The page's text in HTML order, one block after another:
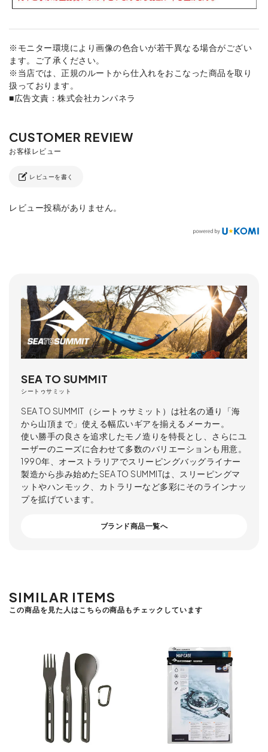
※モニター環境により画像の色合いが若干異なる場合がござい
ます。ご了承ください。
※当店では、正規のルートから仕入れをおこなった商品を取り
扱っております。
■広告文責：株式会社カンパネラ
レビューを書く
レビュー投稿がありません。
SEA TO SUMMIT
シートゥサミット
SEA TO SUMMIT（シートゥサミット）は社名の通り「海
から山頂まで」使える幅広いギアを揃えるメーカー。
使い勝手の良さを追求したモノ造りを特長とし、さらにユ
ーザーのニーズに合わせて多数のバリエーションも用意。
1990年、オーストラリアでスリーピングバッグライナー
製造から歩み始めたSEA TO SUMMITは、スリーピングマ
ットやハンモック、カトラリーなど多彩にそのラインナッ
プを拡げています。
ブランド商品一覧へ
SIMILAR ITEMS
この商品を見た人はこちらの商品もチェックしています